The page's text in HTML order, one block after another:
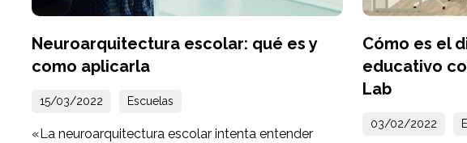
Neuroarquitectura escolar: qué es y
como aplicarla
15/03/2022 Escuelas
«La neuroarquitectura escolar intenta entender
Cómo es el
educativo
Lab
03/02/2022